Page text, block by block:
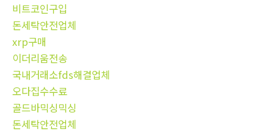
비트코인구입
돈세탁안전업체
xrp구매
이더리움전송
국내거래소fds해결업체
오다집수수료
골드바믹싱믹싱
돈세탁안전업체